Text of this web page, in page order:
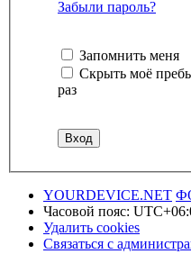
Забыли пароль?
Запомнить меня
Скрыть моё
раз
YOURDEVICE.NET
Часовой пояс:
Удалить cookies
Связаться с